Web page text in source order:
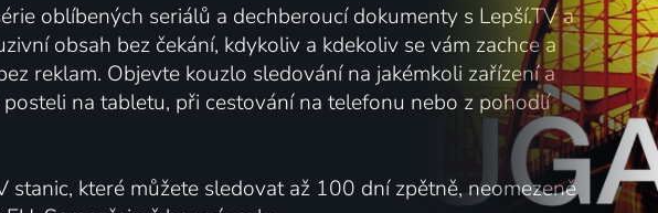
oblíbených seriálů a dechberoucí dokumenty s Lepší.TV a
obsah bez čekání, kdykoliv a kdekoliv se vám zachce a
reklam. Objevte kouzlo sledování na jakémkoli zařízení a
na tabletu, při cestování na telefonu nebo z pohodlí
které můžete sledovat až 100 dní zpětně, neomezeně